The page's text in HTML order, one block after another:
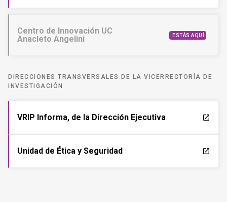
Centro de Innovación UC
Anacleto Angelini
ESTÁS AQUÍ
DIRECCIONES TRANSVERSALES DE LA VICERRECTORÍA DE
INVESTIGACIÓN
VRIP Informa, de la Dirección Ejecutiva launch
Unidad de Ética y Seguridad launch